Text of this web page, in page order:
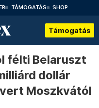
TÁMOGATÁS SHOP
Támogatás
félti Belaruszt
dollár
Moszkvától